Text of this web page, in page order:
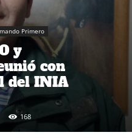
Primero
y
con
del INIA
168